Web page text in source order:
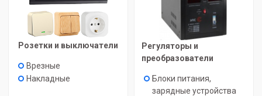
Розетки и выключатели
Врезные
Накладные
Регуляторы и
преобразователи
Блоки питания,
зарядные устройства